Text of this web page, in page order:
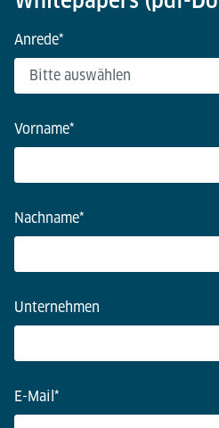
Anrede*
Vorname*
Nachname*
Unternehmen
E-Mail *